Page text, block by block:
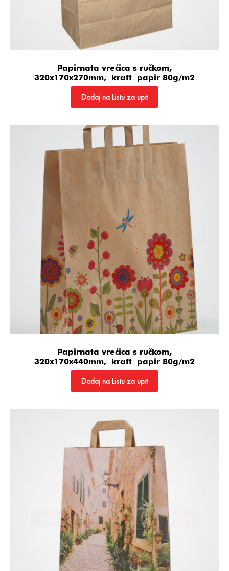
Papirnata vrećica s ručkom,
320x170x270mm, kraft papir 80g/m2
Dodaj na Listu za upit
Papirnata vrećica s ručkom,
320x170x440mm, kraft papir 80g/m2
Dodaj na Listu za upit